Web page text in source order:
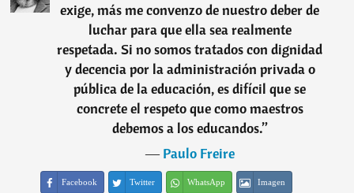
exige, más me convenzo de nuestro deber de
luchar para que ella sea realmente
respetada. Si no somos tratados con dignidad
y decencia por la administración privada o
pública de la educación, es difícil que se
concrete el respeto que como maestros
debemos a los educandos.”
―Paulo Freire
Facebook Twitter WhatsApp Imagen